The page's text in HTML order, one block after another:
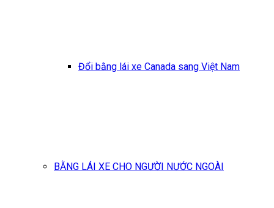
Đổi bằng lái xe Canada sang Việt Nam
BẰNG LÁI XE CHO NGƯỜI NƯỚC NGOÀI